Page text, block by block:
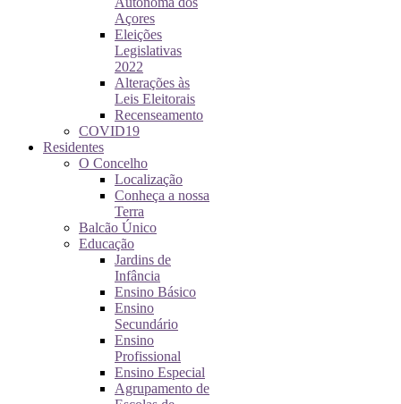
Açores
Eleições
Legislativas
2022
Alterações às
Leis Eleitorais
Recenseamento
COVID19
Residentes
O Concelho
Localização
Conheça a nossa
Terra
Balcão Único
Educação
Jardins de
Infância
Ensino Básico
Ensino
Secundário
Ensino
Profissional
Ensino Especial
Agrupamento de